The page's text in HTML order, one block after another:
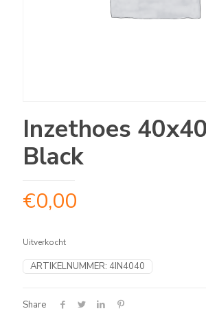
Inzethoes
Black
€0,00
Uitverkocht
ARTIKELNUMMER: 4IN4040
Share